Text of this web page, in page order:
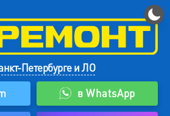
Петербурге и ЛО
в WhatsApp